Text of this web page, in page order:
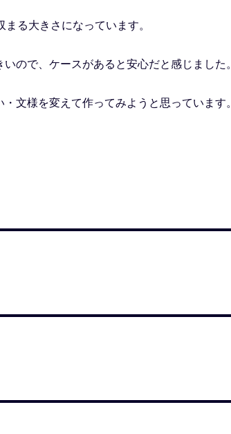
る大きさになっています。
ので、ケースがあると安心だと感じました。
・文様を変えて作ってみようと思っています。